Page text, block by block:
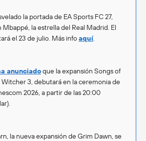
la portada de EA Sports FC 27,
Mbappé, la estrella del Real Madrid. El
el 23 de julio. Más infoaquí.
anunciadoque la expansión Songs of
Witcher 3, debutará en la ceremonia de
2026, a partir de las 20:00
la nueva expansión de Grim Dawn, se